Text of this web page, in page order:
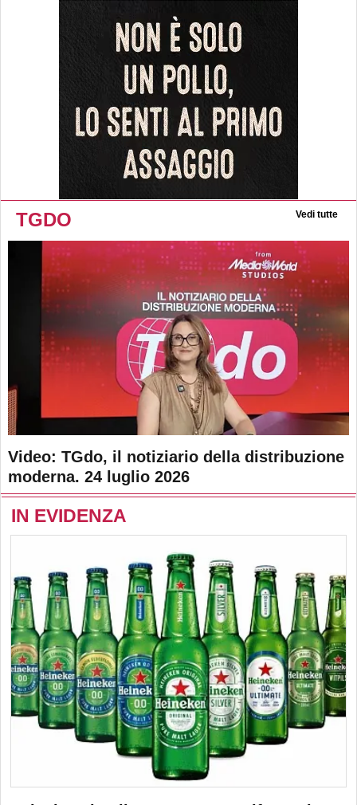
TGDO Vedi tutte
Video: TGdo, il notiziario della distribuzione
moderna. 24 luglio 2026
IN EVIDENZA